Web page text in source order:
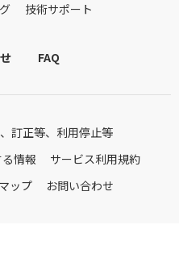
技術サポート
FAQ
訂正等、利用停止等
情報
サービス利用規約
ップ お問い合わせ